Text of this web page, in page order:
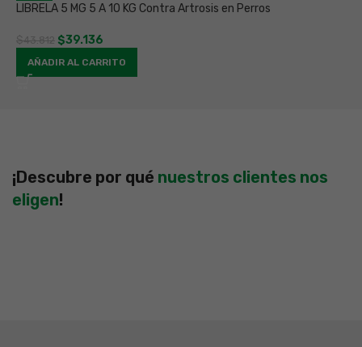
LIBRELA 5 MG 5 A 10 KG Contra Artrosis en Perros
$39.136
AÑADIR AL CARRITO
¡Descubre por qué nuestros clientes nos
eligen!